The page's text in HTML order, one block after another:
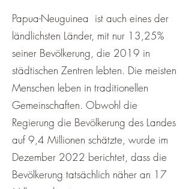
Papua-Neuguinea ist auch eines der
ländlichsten Länder, mit nur 13,25%
seiner Bevölkerung, die 2019 in
städtischen Zentren lebten. Die meisten
Menschen leben in traditionellen
Gemeinschaften. Obwohl die
Regierung die Bevölkerung des Landes
auf 9,4 Millionen schätzte, wurde im
Dezember 2022 berichtet, dass die
Bevölkerung tatsächlich näher an 17